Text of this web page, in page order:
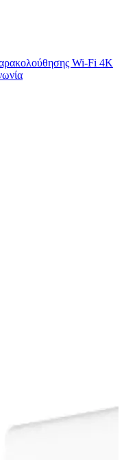
Wi-Fi 4K